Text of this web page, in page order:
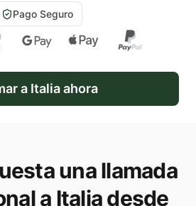
Pago Seguro
a Italiaahora
una llamada
a Italiadesde